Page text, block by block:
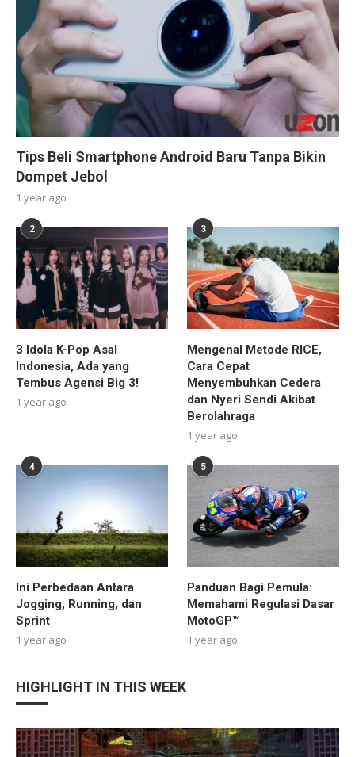
Tips Beli Smartphone Android Baru Tanpa Bikin
Dompet Jebol
1 year ago
2
3 Idola K-Pop Asal
Indonesia, Ada yang
Tembus Agensi Big 3!
1 year ago
3
Mengenal Metode RICE,
Cara Cepat
Menyembuhkan Cedera
dan Nyeri Sendi Akibat
Berolahraga
1 year ago
4
Ini Perbedaan Antara
Jogging, Running, dan
Sprint
1 year ago
5
Panduan Bagi Pemula:
Memahami Regulasi Dasar
MotoGP™
1 year ago
HIGHLIGHT IN THIS WEEK